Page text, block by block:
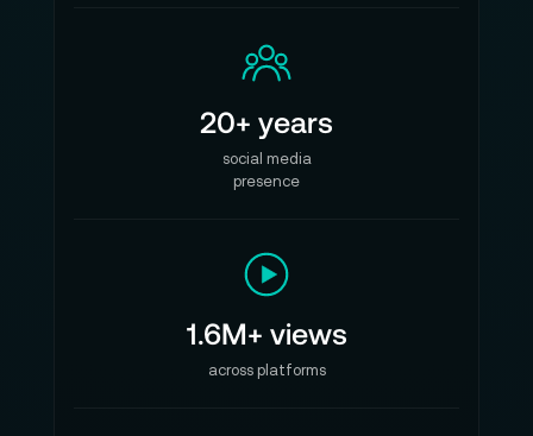
20+ years
social media
presence
1.6M+ views
across platforms